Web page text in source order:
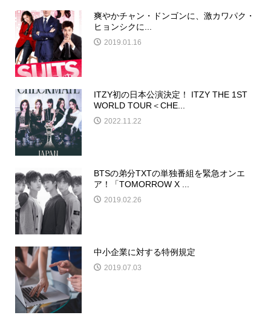
爽やかチャン・ドンゴンに、激カワパク・
ヒョンシクに...
2019.01.16
ITZY初の日本公演決定！ ITZY THE 1ST
WORLD TOUR＜CHE...
2022.11.22
BTSの弟分TXTの単独番組を緊急オンエ
ア！「TOMORROW X ...
2019.02.26
中小企業に対する特例規定
2019.07.03